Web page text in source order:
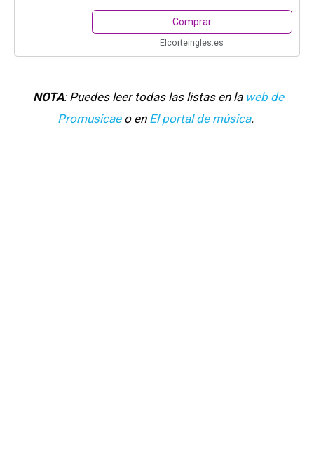
Comprar
Elcorteingles.es
NOTA: Puedes leer todas las listas en la web de
Promusicaeo en El portal de música.